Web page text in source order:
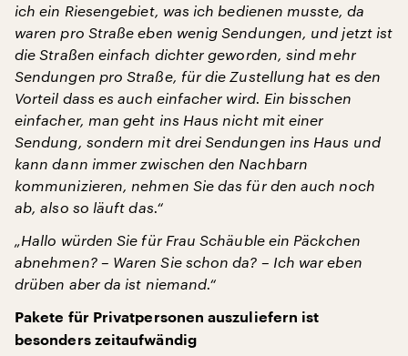
ich ein Riesengebiet, was ich bedienen musste, da
waren pro Straße eben wenig Sendungen, und jetzt ist
die Straßen einfach dichter geworden, sind mehr
Sendungen pro Straße, für die Zustellung hat es den
Vorteil dass es auch einfacher wird. Ein bisschen
einfacher, man geht ins Haus nicht mit einer
Sendung, sondern mit drei Sendungen ins Haus und
kann dann immer zwischen den Nachbarn
kommunizieren, nehmen Sie das für den auch noch
ab, also so läuft das.“
„Hallo würden Sie für Frau Schäuble ein Päckchen
abnehmen? – Waren Sie schon da? – Ich war eben
drüben aber da ist niemand.“
Pakete für Privatpersonen auszuliefern ist
besonders zeitaufwändig